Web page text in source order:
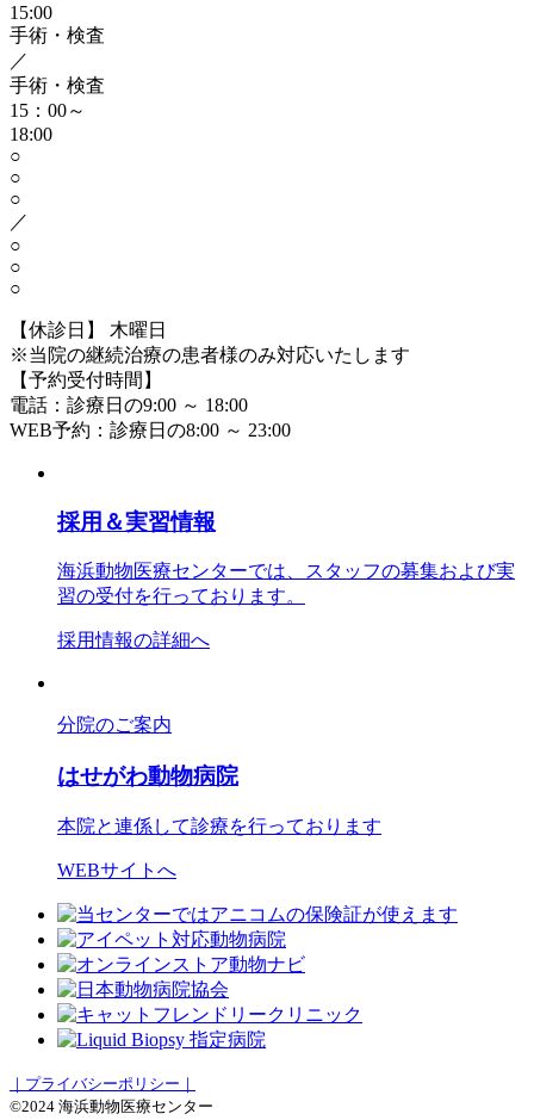
15:00
手術・検査
／
手術・検査
15：00～
18:00
○
○
○
／
○
○
○
【休診日】 木曜日
※当院の継続治療の患者様のみ対応いたします
【予約受付時間】
電話：診療日の9:00 ～ 18:00
WEB予約：診療日の8:00 ～ 23:00
採用＆実習情報
海浜動物医療センターでは、スタッフの募集および実
習の受付を行っております。
採用情報の詳細へ
分院のご案内
はせがわ動物病院
本院と連係して診療を行っております
WEBサイトへ
｜プライバシーポリシー｜
©2024 海浜動物医療センター